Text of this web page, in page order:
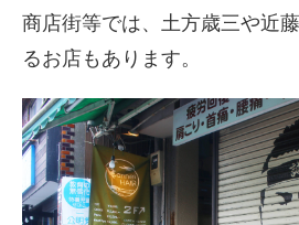
商店街等では、土方歳三や近
るお店もあります。